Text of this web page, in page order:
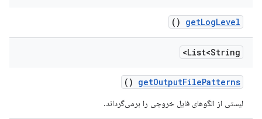
getLogLevel
()
List<String>
getOutputFilePatterns
()
لیستی از الگوهای فایل خروجی را برمی‌گرداند.